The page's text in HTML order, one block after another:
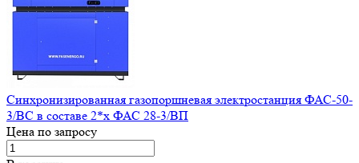
Синхронизированная газопоршневая электростанция ФАС-50-
3/ВС в составе 2*x ФАС 28-3/ВП
Цена по запросу